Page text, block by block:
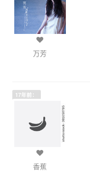
万芳
17年前：
香蕉